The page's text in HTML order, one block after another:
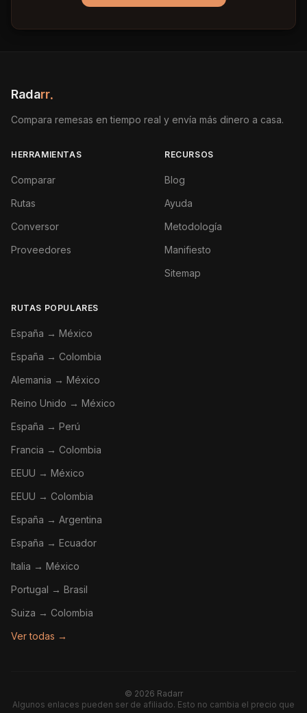
Radarr.
Compara remesas en tiempo real y envía más dinero a casa.
HERRAMIENTAS
Comparar
Rutas
Conversor
Proveedores
RECURSOS
Blog
Ayuda
Metodología
Manifiesto
Sitemap
RUTAS POPULARES
España → México
España → Colombia
Alemania → México
Reino Unido → México
España → Perú
Francia → Colombia
EEUU → México
EEUU → Colombia
España → Argentina
España → Ecuador
Italia → México
Portugal → Brasil
Suiza → Colombia
Ver todas →
© 2026 Radarr
Algunos enlaces pueden ser de afiliado. Esto no cambia el precio que